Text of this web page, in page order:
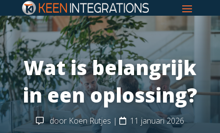
Wat is belangrijk
in een oplossing?
door Koen Rutjes | 11 januari 2026